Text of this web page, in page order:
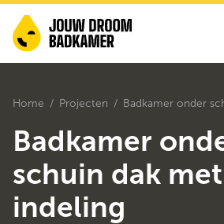
Home Projecten Badkamer onder
Badkamer
schuin dak
indeling